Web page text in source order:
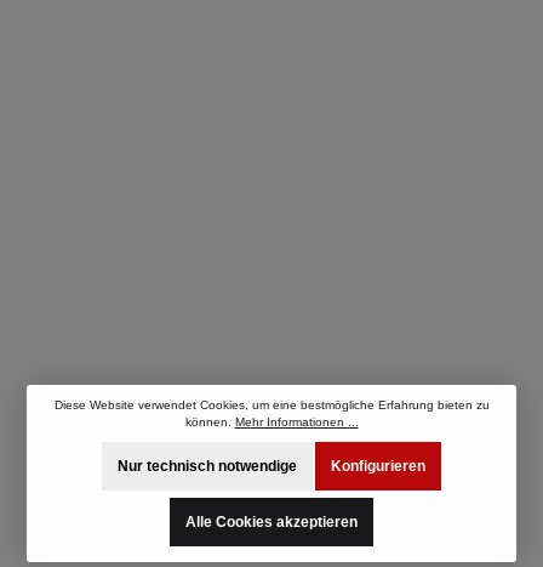
Diese Website verwendet Cookies, um eine bestmögliche Erfahrung bieten zu
können. Mehr Informationen ...
Nur technisch notwendige Konfigurieren
Alle Cookies akzeptieren